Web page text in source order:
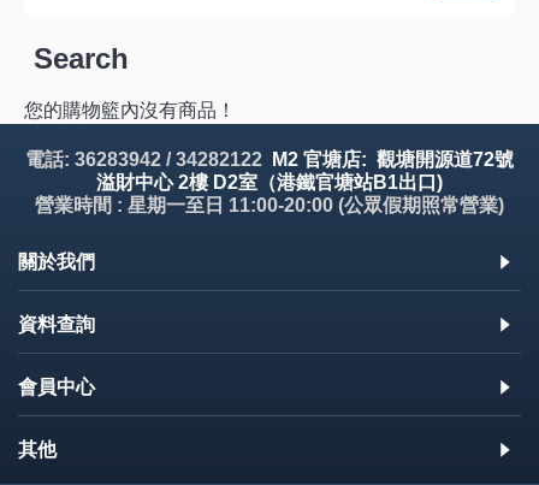
Search
您的購物籃內沒有商品！
電話: 36283942 / 34282122
M2 官塘店: 觀塘開源道72號
溢財中心 2樓 D2室（港鐵官塘站B1出口)
營業時間 : 星期一至日 11:00-20:00 (公眾假期照常營業)
關於我們
資料查詢
會員中心
其他